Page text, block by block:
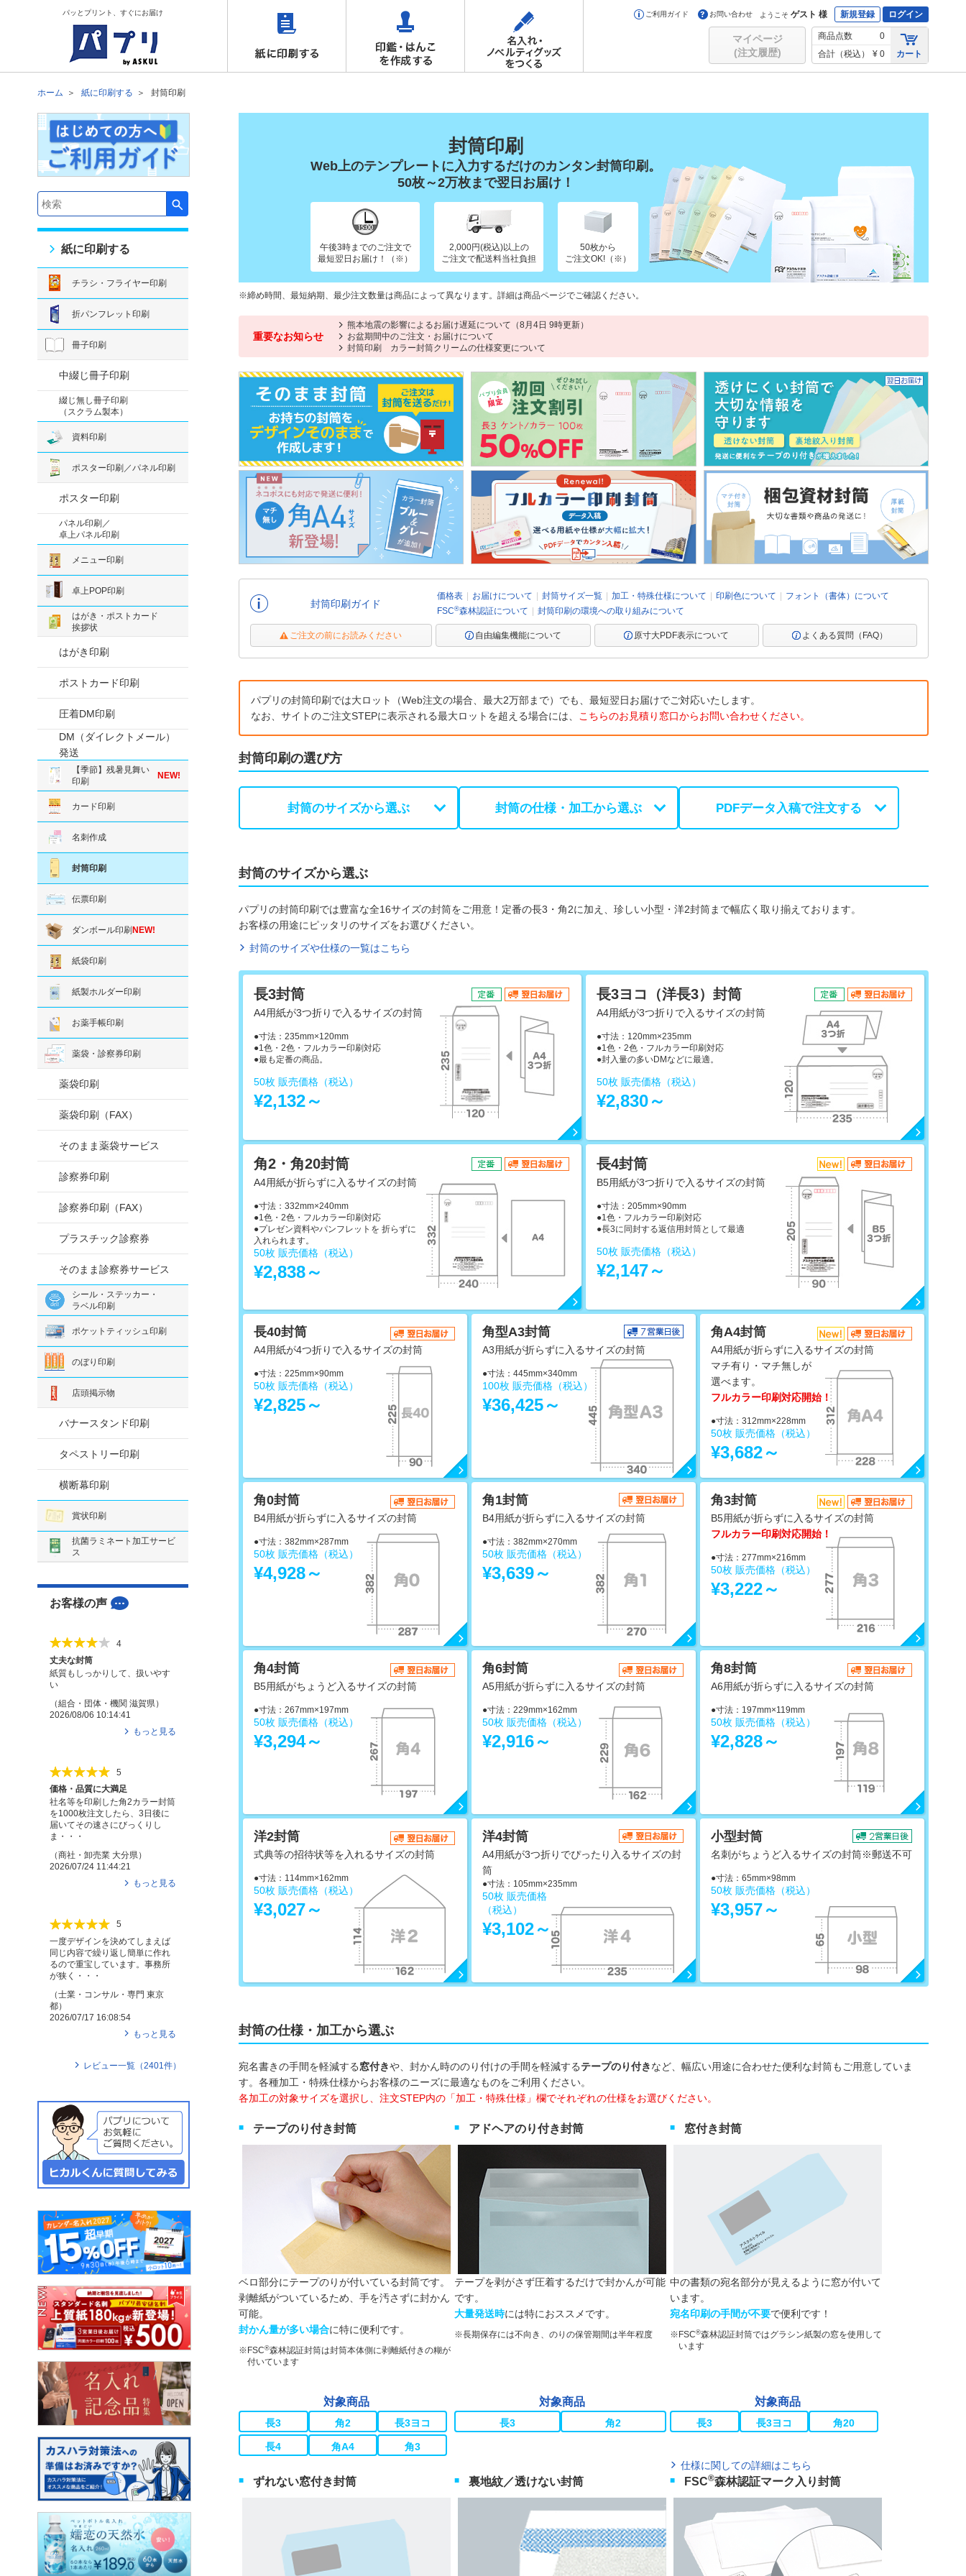
パッとプリント、すぐにお届け ご利用ガイド お問い合わせ ようこそ ゲスト 様 新規登録 ログイン
マイページ
(注文履歴)
商品点数
0
合計（税込）
¥ 0 カート
ホーム 紙に印刷する 封筒印刷
封筒印刷
Web上のテンプレートに入力するだけのカンタン封筒印刷。
50枚～2万枚まで翌日お届け！
午後3時までのご注文で
最短翌日お届け！（※）
2,000円(税込)以上の
ご注文で配送料当社負担
50枚から
ご注文OK!（※）
締め時間、最短納期、最少注文数量は商品によって異なります。詳細は商品ページでご確認ください。
重要なお知らせ
熊本地震の影響によるお届け遅延について（8月4日 9時更新）
お盆期間中のご注文・お届けについて
封筒印刷 カラー封筒クリームの仕様変更について
封筒印刷ガイド
価格表 お届けについて 封筒サイズ一覧 加工・特殊仕様について 印刷色について
フォント（書体）について
FSC®森林認証について 封筒印刷の環境への取り組みについて
ご注文の前にお読みください 自由編集機能について 原寸大PDF表示について よくある質問（FAQ）
パプリの封筒印刷では大ロット（Web注文の場合、最大2万部まで）でも、最短翌日お届けでご対応いたします。
なお、サイトのご注文STEPに表示される最大ロットを超える場合には、
こちらのお見積り窓口からお問い合わせください。
封筒印刷の選び方
封筒のサイズから選ぶ 封筒の仕様・加工から選ぶ PDFデータ入稿で注文する
封筒のサイズから選ぶ
パプリの封筒印刷では豊富な全16サイズの封筒をご用意！定番の長3・角2に加え、珍しい小型・洋2封筒まで幅広く取り揃えております。
お客様の用途にピッタリのサイズをお選びください。
封筒のサイズや仕様の一覧はこちら
長3封筒
A4用紙が3つ折りで入るサイズの封筒
●寸法：235mm×120mm
●1色・2色・フルカラー印刷対応
●最も定番の商品。
50枚 販売価格（税込）
¥2,132～
長3ヨコ（洋長3）封筒
A4用紙が3つ折りで入るサイズの封筒
●寸法：120mm×235mm
●1色・2色・フルカラー印刷対応
●封入量の多いDMなどに最適。
50枚 販売価格（税込）
¥2,830～
角2・角20封筒
A4用紙が折らずに入るサイズの封筒
●寸法：332mm×240mm
●1色・2色・フルカラー印刷対応
●プレゼン資料やパンフレットを 折らずに
入れられます。
50枚 販売価格（税込）
¥2,838～
長4封筒
B5用紙が3つ折りで入るサイズの封筒
●寸法：205mm×90mm
●1色・フルカラー印刷対応
●長3に同封する返信用封筒として最適
50枚 販売価格（税込）
¥2,147～
長40封筒
A4用紙が4つ折りで入るサイズの封筒
●寸法：225mm×90mm
50枚 販売価格（税込）
¥2,825～
角型A3封筒
A3用紙が折らずに入るサイズの封筒
●寸法：445mm×340mm
100枚 販売価格（税込）
¥36,425～
角A4封筒
A4用紙が折らずに入るサイズの封筒
マチ有り・マチ無しが
選べます。
フルカラー印刷対応開始！
●寸法：312mm×228mm
50枚 販売価格（税込）
¥3,682～
角0封筒
B4用紙が折らずに入るサイズの封筒
●寸法：382mm×287mm
50枚 販売価格（税込）
¥4,928～
角1封筒
B4用紙が折らずに入るサイズの封筒
●寸法：382mm×270mm
50枚 販売価格（税込）
¥3,639～
角3封筒
B5用紙が折らずに入るサイズの封筒
フルカラー印刷対応開始！
●寸法：277mm×216mm
50枚 販売価格（税込）
¥3,222～
角4封筒
B5用紙がちょうど入るサイズの封筒
●寸法：267mm×197mm
50枚 販売価格（税込）
¥3,294～
角6封筒
A5用紙が折らずに入るサイズの封筒
●寸法：229mm×162mm
50枚 販売価格（税込）
¥2,916～
角8封筒
A6用紙が折らずに入るサイズの封筒
●寸法：197mm×119mm
50枚 販売価格（税込）
¥2,828～
洋2封筒
式典等の招待状等を入れるサイズの封筒
●寸法：114mm×162mm
50枚 販売価格（税込）
¥3,027～
洋4封筒
A4用紙が3つ折りでぴったり入るサイズの封
筒
●寸法：105mm×235mm
50枚 販売価格
（税込）
¥3,102～
小型封筒
名刺がちょうど入るサイズの封筒※郵送不可
●寸法：65mm×98mm
50枚 販売価格（税込）
¥3,957～
封筒の仕様・加工から選ぶ
宛名書きの手間を軽減する窓付きや、封かん時ののり付けの手間を軽減するテープのり付きなど、幅広い用途に合わせた便利な封筒もご用意していま
す。各種加工・特殊仕様からお客様のニーズに最適なものをご利用ください。
各加工の対象サイズを選択し、注文STEP内の「加工・特殊仕様」欄でそれぞれの仕様をお選びください。
テープのり付き封筒
ベロ部分にテープのりが付いている封筒です。
剥離紙がついているため、手を汚さずに封かん
可能。
封かん量が多い場合に特に便利です。
FSC®森林認証封筒は封筒本体側に剥離紙付きの糊が
付いています
対象商品
長3 角2 長3ヨコ
長4 角A4 角3
アドヘアのり付き封筒
テープを剥がさず圧着するだけで封かんが可能
です。
大量発送時には特におススメです。
長期保存には不向き、のりの保管期間は半年程度
対象商品
長3 角2
窓付き封筒
中の書類の宛名部分が見えるように窓が付いて
います。
宛名印刷の手間が不要で便利です！
FSC®森林認証封筒ではグラシン紙製の窓を使用して
います
対象商品
長3 長3ヨコ 角20
仕様に関しての詳細はこちら
ずれない窓付き封筒 裏地紋／透けない封筒 FSC®森林認証マーク入り封筒
検索キーワード入力
紙に印刷する
チラシ・フライヤー印刷
折パンフレット印刷
冊子印刷
中綴じ冊子印刷
綴じ無し冊子印刷
（スクラム製本）
資料印刷
ポスター印刷／パネル印刷
ポスター印刷
パネル印刷／
卓上パネル印刷
メニュー印刷
卓上POP印刷
はがき・ポストカード
挨拶状
はがき印刷
ポストカード印刷
圧着DM印刷
DM（ダイレクトメール）
発送
【季節】残暑見舞い
印刷
NEW!
カード印刷
名刺作成
封筒印刷
伝票印刷
ダンボール印刷NEW!
紙袋印刷
紙製ホルダー印刷
お薬手帳印刷
薬袋・診察券印刷
薬袋印刷
薬袋印刷（FAX）
そのまま薬袋サービス
診察券印刷
診察券印刷（FAX）
プラスチック診察券
そのまま診察券サービス
シール・ステッカー・
ラベル印刷
ポケットティッシュ印刷
のぼり印刷
店頭掲示物
バナースタンド印刷
タペストリー印刷
横断幕印刷
賞状印刷
抗菌ラミネート加工サービ
ス
お客様の声
4
丈夫な封筒
紙質もしっかりして、扱いやす
い
（組合・団体・機関 滋賀県 ）
2026/08/06 10:14:41
もっと見る
5
価格・品質に大満足
社名等を印刷した角2カラー封筒
を1000枚注文したら、3日後に
届いてその速さにびっくりし
ま・・・
（商社・卸売業 大分県）
2026/07/24 11:44:21
もっと見る
5
一度デザインを決めてしまえば
同じ内容で繰り返し簡単に作れ
るので重宝しています。事務所
が狭く・・・
（士業・コンサル・専門 東京
都）
2026/07/17 16:08:54
もっと見る
レビュー一覧（2401 件）